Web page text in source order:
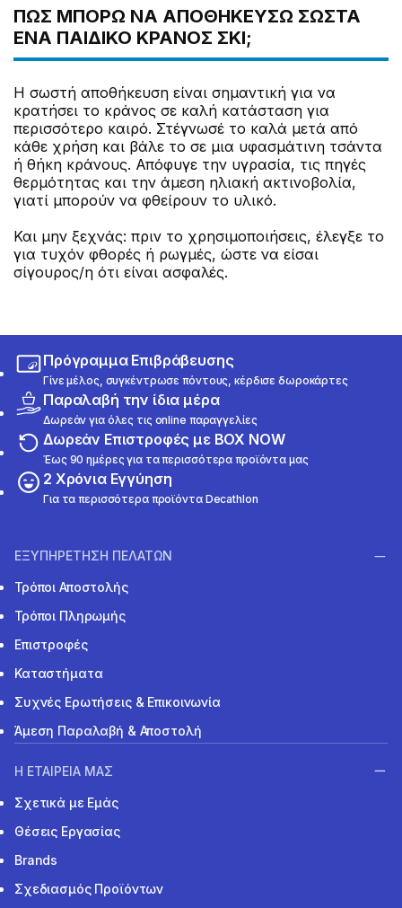
ΠΩΣ ΜΠΟΡΩ ΝΑ ΑΠΟΘΗΚΕΥΣΩ ΣΩΣΤΑ
ΕΝΑ ΠΑΙΔΙΚΌ ΚΡΆΝΟΣ ΣΚΙ;
Η σωστή αποθήκευση είναι σημαντική για να
κρατήσει το κράνος σε καλή κατάσταση για
περισσότερο καιρό. Στέγνωσέ το καλά μετά από
κάθε χρήση και βάλε το σε μια υφασμάτινη τσάντα
ή θήκη κράνους. Απόφυγε την υγρασία, τις πηγές
θερμότητας και την άμεση ηλιακή ακτινοβολία,
γιατί μπορούν να φθείρουν το υλικό.
Και μην ξεχνάς: πριν το χρησιμοποιήσεις, έλεγξε το
για τυχόν φθορές ή ρωγμές, ώστε να είσαι
σίγουρος/η ότι είναι ασφαλές.
Πρόγραμμα Επιβράβευσης
Γίνε μέλος, συγκέντρωσε πόντους, κέρδισε δωροκάρτες
Παραλαβή την ίδια μέρα
Δωρεάν για όλες τις online παραγγελίες
Δωρεάν Επιστροφές με BOX NOW
Έως 90 ημέρες για τα περισσότερα προϊόντα μας
2 Χρόνια Εγγύηση
Για τα περισσότερα προϊόντα Decathlon
ΕΞΥΠΗΡΕΤΗΣΗ ΠΕΛΑΤΩΝ
Τρόποι Αποστολής
Τρόποι Πληρωμής
Επιστροφές
Καταστήματα
Συχνές Ερωτήσεις & Επικοινωνία
Άμεση Παραλαβή & Αποστολή
Η ΕΤΑΙΡΕΙΑ ΜΑΣ
Σχετικά με Εμάς
Θέσεις Εργασίας
Brands
Σχεδιασμός Προϊόντων